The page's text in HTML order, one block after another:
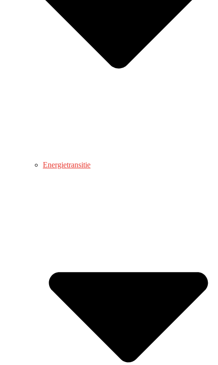
Energietransitie